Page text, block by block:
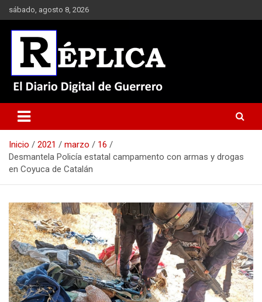
Saltar
al
contenido
sábado, agosto 8, 2026
Réplica
Inicio 2021 marzo
16
Desmantela Policía estatal campamento con armas y drogas
en Coyuca de Catalán